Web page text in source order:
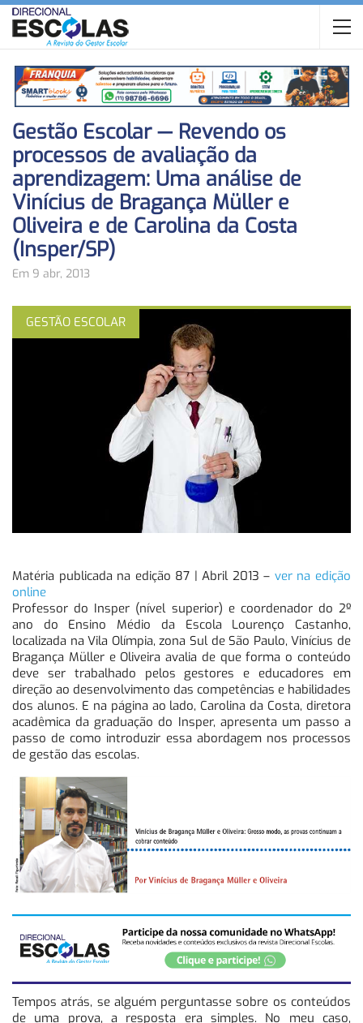
Gestão Escolar — Revendo os
processos de avaliação da
aprendizagem: Uma análise de
Vinícius de Bragança Müller e
Oliveira e de Carolina da Costa
(Insper/SP)
Em 9 abr, 2013
GESTÃO ESCOLAR
Matéria publicada na edição 87 | Abril 2013 – ver na edição
online
Professor do Insper (nível superior) e coordenador do 2º
ano do Ensino Médio da Escola Lourenço Castanho,
localizada na Vila Olímpia, zona Sul de São Paulo, Vinícius de
Bragança Müller e Oliveira avalia de que forma o conteúdo
deve ser trabalhado pelos gestores e educadores em
direção ao desenvolvimento das competências e habilidades
dos alunos. E na página ao lado, Carolina da Costa, diretora
acadêmica da graduação do Insper, apresenta um passo a
passo de como introduzir essa abordagem nos processos
de gestão das escolas.
Tempos atrás, se alguém perguntasse sobre os conteúdos
de uma prova, a resposta era simples. No meu caso,